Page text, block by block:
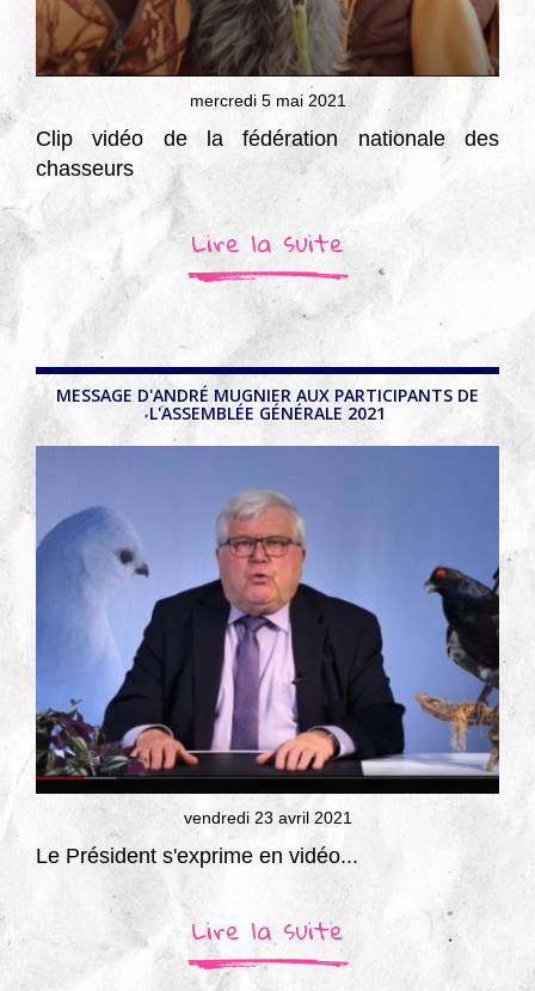
mercredi 5 mai 2021
Clip vidéo de la fédération nationale des
chasseurs
Lire la suite
MESSAGE D'ANDRÉ MUGNIER AUX PARTICIPANTS DE
L'ASSEMBLÉE GÉNÉRALE 2021
vendredi 23 avril 2021
Le Président s'exprime en vidéo...
Lire la suite